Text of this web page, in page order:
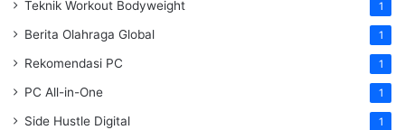
Teknik Workout Bodyweight 1
Berita Olahraga Global 1
Rekomendasi PC 1
PC All-in-One 1
Side Hustle Digital 1